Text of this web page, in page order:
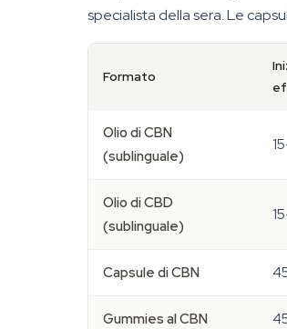
specialista della sera. Le
Formato
Olio di CBN
(sublinguale)
Olio di CBD
(sublinguale)
Capsule di CBN
Gummies al CBN